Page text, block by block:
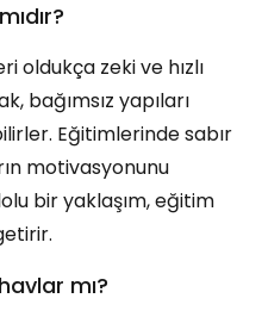
oldukça zeki ve hızlı
bağımsız yapıları
Eğitimlerinde sabır
motivasyonunu
bir yaklaşım, eğitim
mı?